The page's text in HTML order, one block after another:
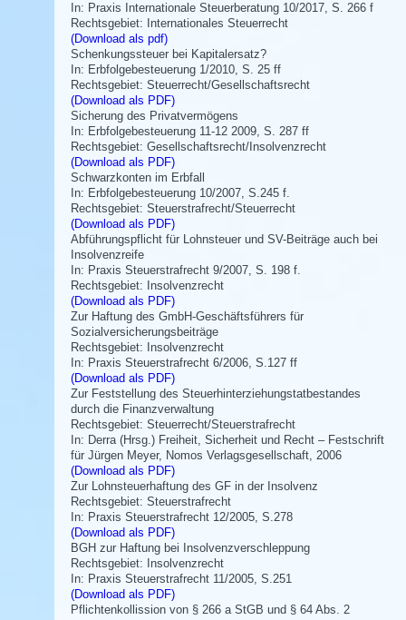
In: Praxis Internationale Steuerberatung 10/2017, S. 266 f
Rechtsgebiet: Internationales Steuerrecht
(Download als pdf)
Schenkungssteuer bei Kapitalersatz?
In: Erbfolgebesteuerung 1/2010, S. 25 ff
Rechtsgebiet: Steuerrecht/Gesellschaftsrecht
(Download als PDF)
Sicherung des Privatvermögens
In: Erbfolgebesteuerung 11-12 2009, S. 287 ff
Rechtsgebiet: Gesellschaftsrecht/Insolvenzrecht
(Download als PDF)
Schwarzkonten im Erbfall
In: Erbfolgebesteuerung 10/2007, S.245 f.
Rechtsgebiet: Steuerstrafrecht/Steuerrecht
(Download als PDF)
Abführungspflicht für Lohnsteuer und SV-Beiträge auch bei
Insolvenzreife
In: Praxis Steuerstrafrecht 9/2007, S. 198 f.
Rechtsgebiet: Insolvenzrecht
(Download als PDF)
Zur Haftung des GmbH-Geschäftsführers für
Sozialversicherungsbeiträge
Rechtsgebiet: Insolvenzrecht
In: Praxis Steuerstrafrecht 6/2006, S.127 ff
(Download als PDF)
Zur Feststellung des Steuerhinterziehungstatbestandes
durch die Finanzverwaltung
Rechtsgebiet: Steuerrecht/Steuerstrafrecht
In: Derra (Hrsg.) Freiheit, Sicherheit und Recht – Festschrift
für Jürgen Meyer, Nomos Verlagsgesellschaft, 2006
(Download als PDF)
Zur Lohnsteuerhaftung des GF in der Insolvenz
Rechtsgebiet: Steuerstrafrecht
In: Praxis Steuerstrafrecht 12/2005, S.278
(Download als PDF)
BGH zur Haftung bei Insolvenzverschleppung
Rechtsgebiet: Insolvenzrecht
In: Praxis Steuerstrafrecht 11/2005, S.251
(Download als PDF)
Pflichtenkollission von § 266 a StGB und § 64 Abs. 2